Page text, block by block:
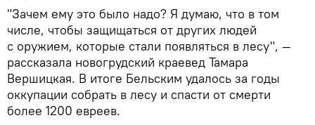
"Зачем ему это было надо? Я думаю, что в том
числе, чтобы защищаться от других людей
с оружием, которые стали появляться в лесу", —
рассказала новогрудский краевед Тамара
Вершицкая. В итоге Бельским удалось за годы
оккупации собрать в лесу и спасти от смерти
более 1200 евреев.